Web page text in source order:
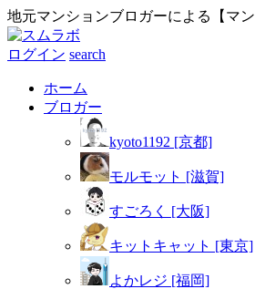
地元マンションブロガーによる【マン
ログイン search
ホーム
ブロガー
kyoto1192 [京都]
モルモット [滋賀]
すごろく [大阪]
キットキャット [東京]
よかレジ [福岡]